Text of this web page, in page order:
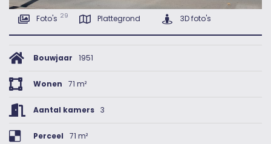
Foto's 29 Plattegrond 3D foto's
Bouwjaar 1951
Wonen 71 m²
Aantal kamers 3
Perceel 71 m²